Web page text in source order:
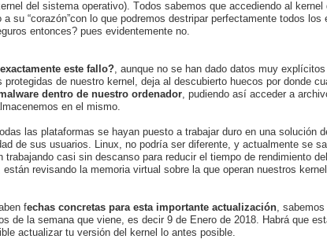
del sistema operativo). Todos sabemos que accediendo al kernel
su “corazón”con lo que podremos destripar perfectamente todos los
entonces? pues evidentemente no.
este fallo? , aunque no se han dado datos muy
protegidas de nuestro kernel, deja al descubierto huecos por donde
dentro de nuestro ordenador , pudiendo así acceder a
en el mismo.
las plataformas se hayan puesto a trabajar duro en una solución
de sus usuarios. Linux, no podría ser diferente, y actualmente se
trabajando casi sin descanso para reducir el tiempo de rendimiento
revisando la memoria virtual sobre la que operan nuestros
fechas concretas para esta importante actualización ,
de la semana que viene, es decir 9 de Enero de 2018. Habrá que
actualizar tu versión del kernel lo antes posible.